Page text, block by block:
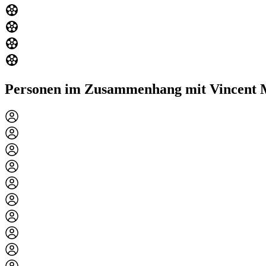
Personen im Zusammenhang mit Vincent